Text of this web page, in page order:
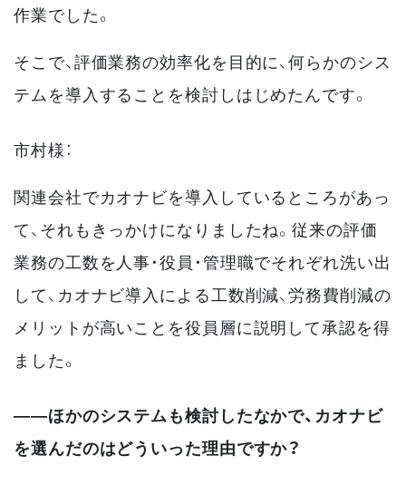
作業でした。
そこで、評価業務の効率化を目的に、何らかのシス
テムを導入することを検討しはじめたんです。
市村様：
関連会社でカオナビを導入しているところがあっ
て、それもきっかけになりましたね。従来の評価
業務の工数を人事・役員・管理職でそれぞれ洗い出
して、カオナビ導入による工数削減、労務費削減の
メリットが高いことを役員層に説明して承認を得
ました。
――ほかのシステムも検討したなかで、カオナビ
を選んだのはどういった理由ですか？